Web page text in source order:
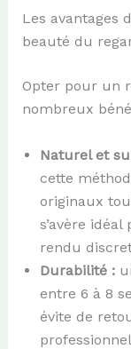
Les avantages
beauté du
Opter pour un
nombreux
Naturel et
cette
originaux
s’avère
rendu
Durabilité :
entre 6 à 8
évite de